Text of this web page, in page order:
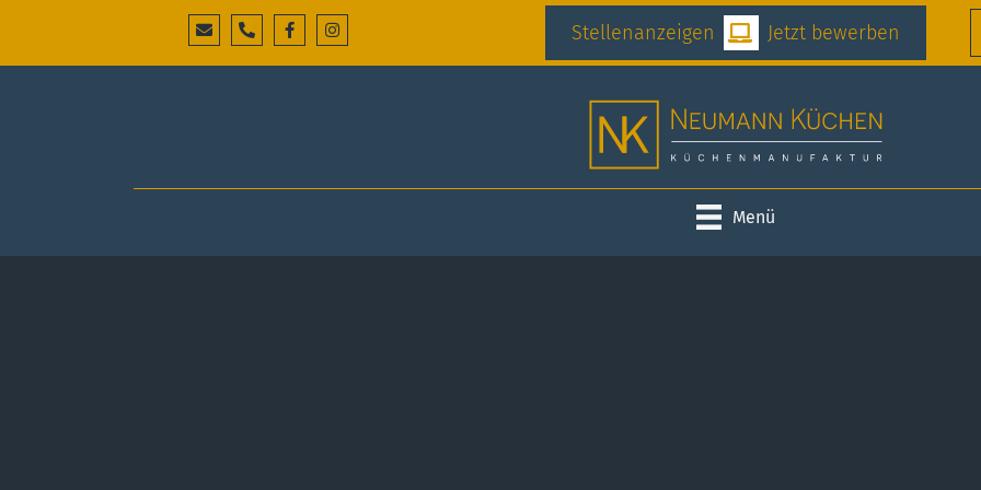
Stellenanzeigen Jetzt bewerben
Menü